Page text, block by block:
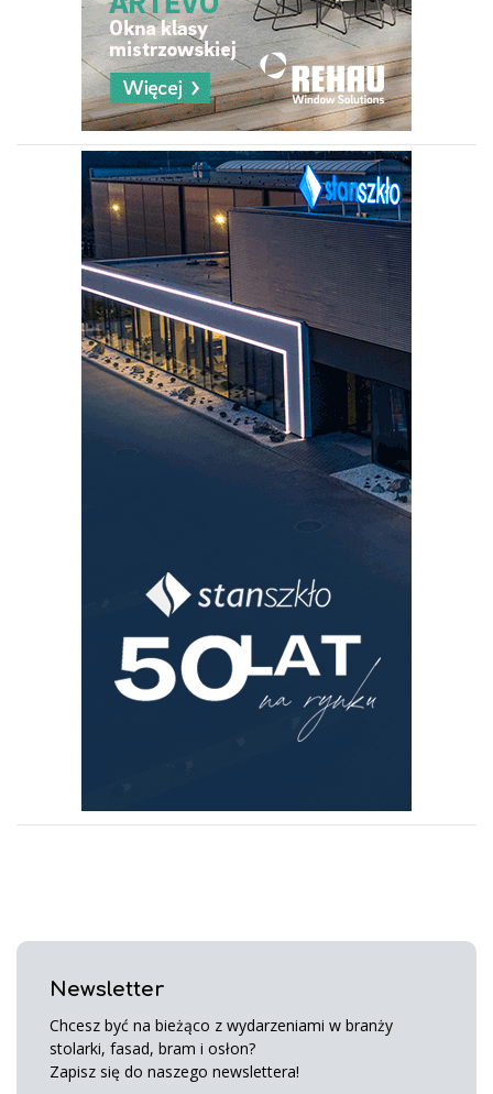
Newsletter
Chcesz być na bieżąco z wydarzeniami w branży
stolarki, fasad, bram i osłon?
Zapisz się do naszego newslettera!